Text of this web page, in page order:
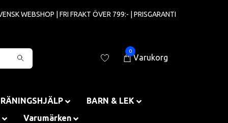
WEBSHOP | FRI FRAKT ÖVER 799:- | PRISGARANTI
0
Varukorg
BARN & LEK
Varumärken